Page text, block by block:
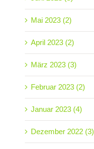
Mai 2023 (2)
April 2023 (2)
März 2023 (3)
Februar 2023 (2)
Januar 2023 (4)
Dezember 2022 (3)